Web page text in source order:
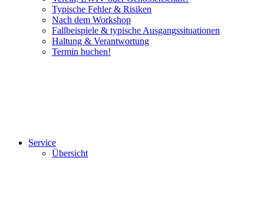
Typische Fehler & Risiken
Nach dem Workshop
Fallbeispiele & typische Ausgangssituationen
Haltung & Verantwortung
Termin buchen!
Service
Übersicht